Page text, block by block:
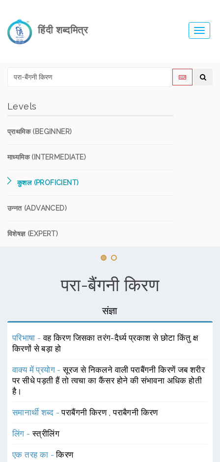
हिंदी शब्दमित्र
Levels
प्राथमिक (BEGINNER)
माध्यमिक (INTERMEDIATE)
कुशल (PROFICIENT)
उन्नत (ADVANCED)
विशेषज्ञ (EXPERT)
परा-बैंगनी किरण
संज्ञा
परिभाषा -वह किरण जिसका तरंग-दैर्ध्य प्रकाश से छोटा किंतु क्ष
किरणों से बड़ा हो
वाक्य में प्रयोग -सूरज से निकलने वाली पराबैंगनी किरणें जब शरीर
पर सीधे पड़ती हैं तो त्वचा का कैंसर होने की संभावना अधिक होती
है।
समानार्थी शब्द -पराबैंगनी किरण ,पराबैगनी किरण
लिंग -स्त्रीलिंग
एक तरह का -किरण